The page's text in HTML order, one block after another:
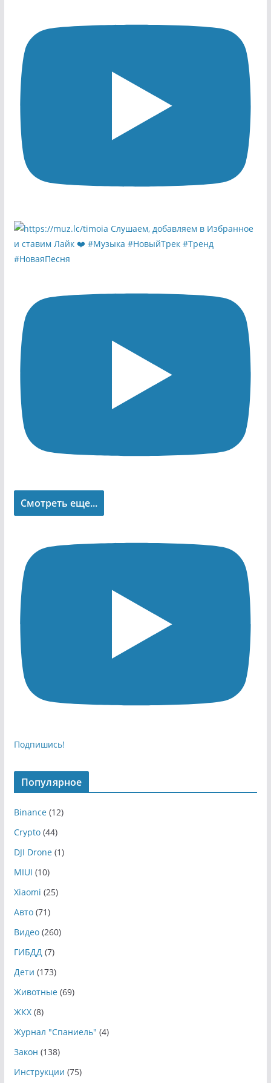
Смотреть еще...
Подпишись!
Популярное
Binance(12)
Crypto(44)
DJI Drone(1)
MIUI (10)
Xiaomi (25)
Авто(71)
Видео(260)
ГИБДД(7)
Дети (173)
Животные(69)
ЖКХ(8)
Журнал "Спаниель" (4)
Закон (138)
Инструкции (75)